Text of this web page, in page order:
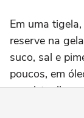
Em uma
reserve na
suco, sal e
poucos, em
papel-toalha e
as folhas de